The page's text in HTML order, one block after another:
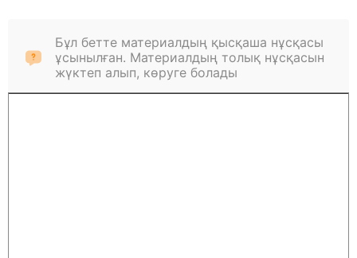
Бұл бетте материалдың қысқаша нұсқасы
ұсынылған. Материалдың толық нұсқасын
жүктеп алып, көруге болады